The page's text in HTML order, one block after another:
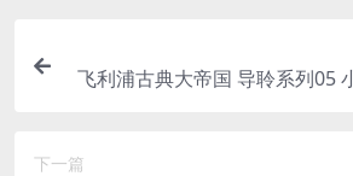
飞利浦古典大帝国 导聆系列05
下一篇